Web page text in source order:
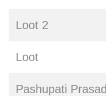
Loot 2
Loot
Pashupati Prasad